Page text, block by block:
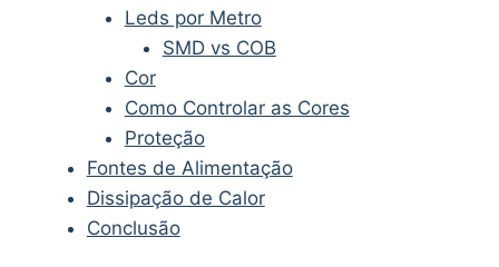
Leds por Metro
SMD vs COB
Cor
Como Controlar as Cores
Proteção
Fontes de Alimentação
Dissipação de Calor
Conclusão